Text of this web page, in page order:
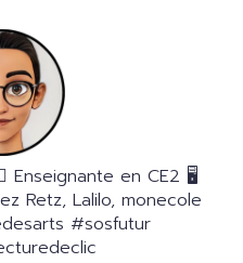
Enseignante en CE2 🖥
Retz, Lalilo, monecole
#sosfutur